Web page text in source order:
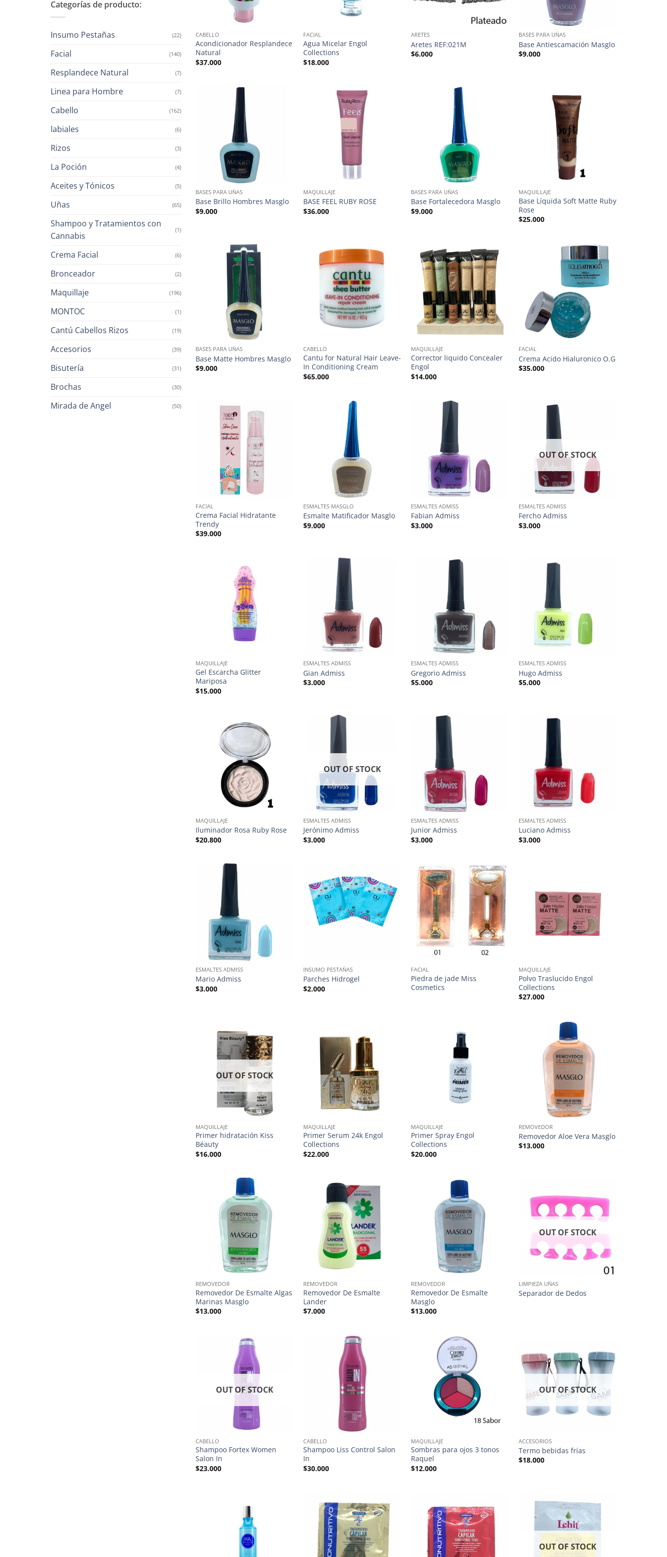
Categorías de producto:
Insumo Pestañas (22)
Facial (140)
Resplandece Natural (7)
Linea para Hombre (7)
Cabello (162)
labiales (6)
Rizos (3)
La Poción (4)
Aceites y Tónicos (5)
Uñas (65)
Shampoo y Tratamientos con
Cannabis
(1)
Crema Facial (6)
Bronceador (2)
Maquillaje (196)
MONTOC (1)
Cantú Cabellos Rizos (19)
Accesorios (39)
Bisutería (31)
Brochas (30)
Mirada de Angel (50)
CABELLO
Acondicionador Resplandece
Natural
$37.000
FACIAL
Agua Micelar Engol
Collections
$18.000
ARETES
Aretes REF:021M
$6.000
BASES PARA UÑAS
Base Antiescamación Masglo
$9.000
BASES PARA UÑAS
Base Brillo Hombres Masglo
$9.000
MAQUILLAJE
BASE FEEL RUBY ROSE
$36.000
BASES PARA UÑAS
Base Fortalecedora Masglo
$9.000
MAQUILLAJE
Base Líquida Soft Matte Ruby
Rose
$25.000
BASES PARA UÑAS
Base Matte Hombres Masglo
$9.000
CABELLO
Cantu for Natural Hair Leave-
In Conditioning Cream
$65.000
MAQUILLAJE
Corrector liquido Concealer
Engol
$14.000
FACIAL
Crema Acido Hialuronico O.G
$35.000
FACIAL
Crema Facial Hidratante
Trendy
$39.000
ESMALTES MASGLO
Esmalte Matificador Masglo
$9.000
ESMALTES ADMISS
Fabian Admiss
$3.000
OUT OF STOCK
ESMALTES ADMISS
Fercho Admiss
$3.000
MAQUILLAJE
Gel Escarcha Glitter
Mariposa
$15.000
ESMALTES ADMISS
Gian Admiss
$3.000
ESMALTES ADMISS
Gregorio Admiss
$5.000
ESMALTES ADMISS
Hugo Admiss
$5.000
MAQUILLAJE
Iluminador Rosa Ruby Rose
$20.800
OUT OF STOCK
ESMALTES ADMISS
Jerónimo Admiss
$3.000
ESMALTES ADMISS
Junior Admiss
$3.000
ESMALTES ADMISS
Luciano Admiss
$3.000
ESMALTES ADMISS
Mario Admiss
$3.000
INSUMO PESTAÑAS
Parches Hidrogel
$2.000
FACIAL
Piedra de jade Miss
Cosmetics
MAQUILLAJE
Polvo Traslucido Engol
Collections
$27.000
OUT OF STOCK
MAQUILLAJE
Primer hidratación Kiss
Béauty
$16.000
MAQUILLAJE
Primer Serum 24k Engol
Collections
$22.000
MAQUILLAJE
Primer Spray Engol
Collections
$20.000
REMOVEDOR
Removedor Aloe Vera Masglo
$13.000
REMOVEDOR
Removedor De Esmalte Algas
Marinas Masglo
$13.000
REMOVEDOR
Removedor De Esmalte
Lander
$7.000
REMOVEDOR
Removedor De Esmalte
Masglo
$13.000
OUT OF STOCK
LIMPIEZA UÑAS
Separador de Dedos
OUT OF STOCK
CABELLO
Shampoo Fortex Women
Salon In
$23.000
CABELLO
Shampoo Liss Control Salon
In
$30.000
MAQUILLAJE
Sombras para ojos 3 tonos
Raquel
$12.000
OUT OF STOCK
ACCESORIOS
Termo bebidas frías
$18.000
OUT OF STOCK